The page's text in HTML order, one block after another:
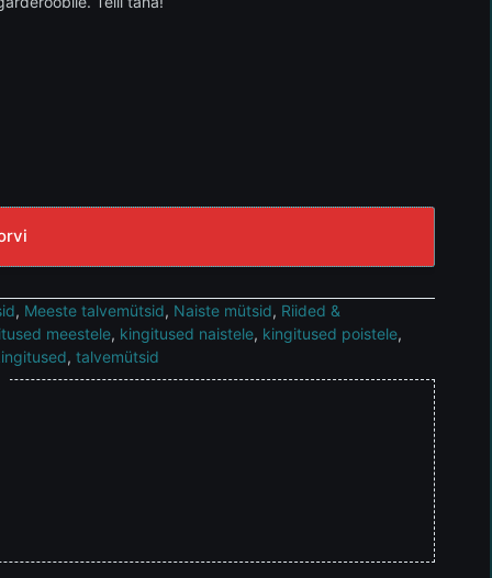
, Meeste talvemütsid, Naiste mütsid, Riided &
meestele, kingitused naistele, kingitused poistele,
,talvemütsid